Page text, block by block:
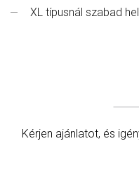
XL típusnál szabad
Kérjen ajánlatot, és